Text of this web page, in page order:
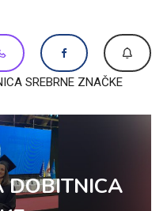
SREBRNE ZNAČKE
DOBITNICA